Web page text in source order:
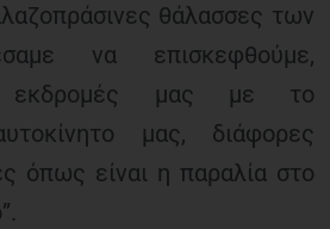
θάλασσες των
να επισκεφθούμε,
εκδρομές μας με το
μας, διάφορες
όπως είναι η παραλία στο